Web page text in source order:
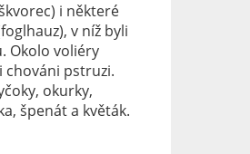
i některé
v níž byli
Okolo voliéry
chováni pstruzi.
okurky,
špenát a květák.